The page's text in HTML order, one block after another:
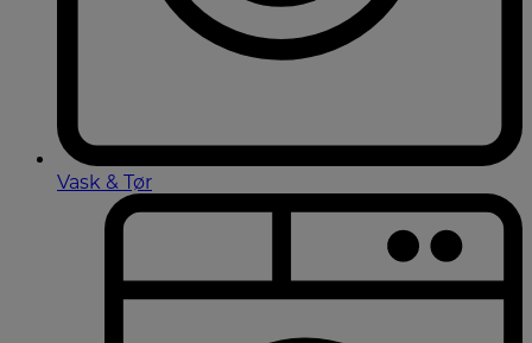
Vask & Tør